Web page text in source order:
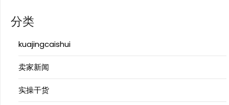
分类
kuajingcaishui
卖家新闻
实操干货